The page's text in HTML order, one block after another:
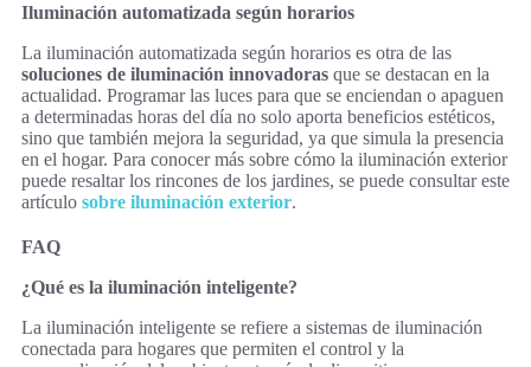
Iluminación automatizada según horarios
La iluminación automatizada según horarios es otra de las
soluciones de iluminación innovadoras que se destacan en la
actualidad. Programar las luces para que se enciendan o apaguen
a determinadas horas del día no solo aporta beneficios estéticos,
sino que también mejora la seguridad, ya que simula la presencia
en el hogar. Para conocer más sobre cómo la iluminación exterior
puede resaltar los rincones de los jardines, se puede consultar este
artículo sobre iluminación exterior.
FAQ
¿Qué es la iluminación inteligente?
La iluminación inteligente se refiere a sistemas de iluminación
conectada para hogares que permiten el control y la